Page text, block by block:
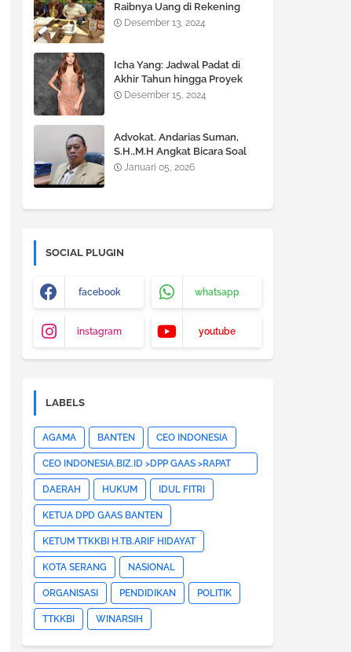
Raibnya Uang di Rekening
Bank BNI Cabang Fatmawati
Desember 13, 2024
Icha Yang: Jadwal Padat di
Akhir Tahun hingga Proyek
Besar di 2025
Desember 15, 2024
Advokat. Andarias Suman,
S.H.,M.H Angkat Bicara Soal
KUHP dan KUHAP yang Baru
Januari 05, 2026
SOCIAL PLUGIN
facebook whatsapp
instagram youtube
LABELS
AGAMA BANTEN CEO INDONESIA
CEO INDONESIA.BIZ.ID >DPP GAAS >RAPAT
PLENO DPP GAAS >JAKARTA
PUSAT>HOTNEWS>
DAERAH HUKUM IDUL FITRI
KETUA DPD GAAS BANTEN
KETUM TTKKBI H.TB.ARIF HIDAYAT
KOTA SERANG NASIONAL
ORGANISASI PENDIDIKAN POLITIK
TTKKBI WINARSIH